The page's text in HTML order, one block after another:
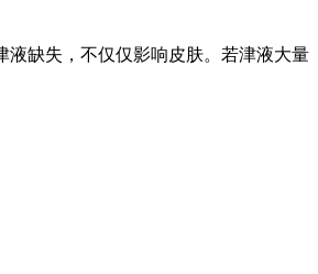
缺失，不仅仅影响皮肤。若津液大量